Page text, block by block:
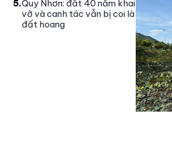
5.Quy Nhơn: đất 40 năm khai
vỡ và canh tác vẫn bị coi là
đất hoang